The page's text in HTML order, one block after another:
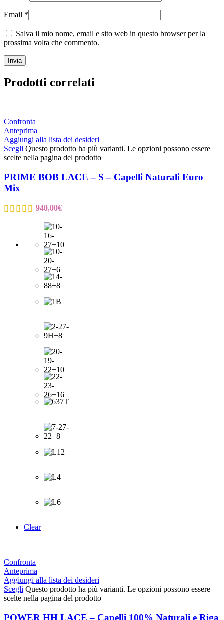
Email *
Salva il mio nome, email e sito web in questo browser per la
prossima volta che commento.
Prodotti correlati
Confronta
Anteprima
Aggiungi alla lista dei desideri
Scegli Questo prodotto ha più varianti. Le opzioni possono essere
scelte nella pagina del prodotto
PRIME BOB LACE – S – Capelli Naturali Euro
Mix
940,00€
Clear
Confronta
Anteprima
Aggiungi alla lista dei desideri
Scegli Questo prodotto ha più varianti. Le opzioni possono essere
scelte nella pagina del prodotto
POWER HH LACE – Capelli 100% Naturali e Riga